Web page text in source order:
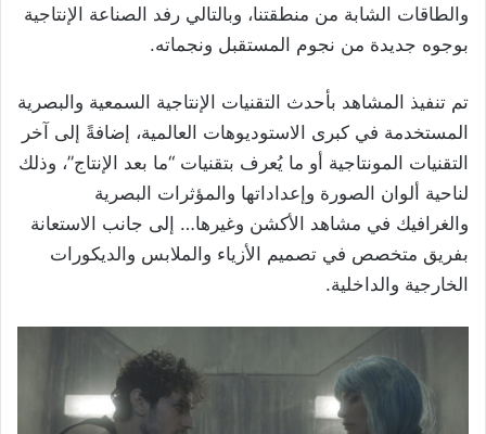
والطاقات الشابة من منطقتنا، وبالتالي رفد الصناعة الإنتاجية
بوجوه جديدة من نجوم المستقبل ونجماته.
تم تنفيذ المشاهد بأحدث التقنيات الإنتاجية السمعية والبصرية
المستخدمة في كبرى الاستوديوهات العالمية، إضافةً إلى آخر
التقنيات المونتاجية أو ما يُعرف بتقنيات “ما بعد الإنتاج”، وذلك
لناحية ألوان الصورة وإعداداتها والمؤثرات البصرية
والغرافيك في مشاهد الأكشن وغيرها… إلى جانب الاستعانة
بفريق متخصص في تصميم الأزياء والملابس والديكورات
الخارجية والداخلية.